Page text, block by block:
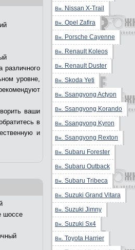
различного
уровне,
ваши
в
и
шоссе
Вн. Nissan X-Trail
Вн. Opel Zafira
Вн. Porsche Cayenne
Вн. Renault Koleos
Вн. Renault Duster
Вн. Skoda Yeti
Вн. Ssangyong Actyon
Вн. Ssangyong Korando
Вн. Ssangyong Kyron
Вн. Ssangyong Rexton
Вн. Subaru Forester
Вн. Subaru Outback
Вн. Subaru Tribeca
Вн. Suzuki Grand Vitara
Вн. Suzuki Jimny
Вн. Suzuki Sx4
Вн. Toyota Harrier